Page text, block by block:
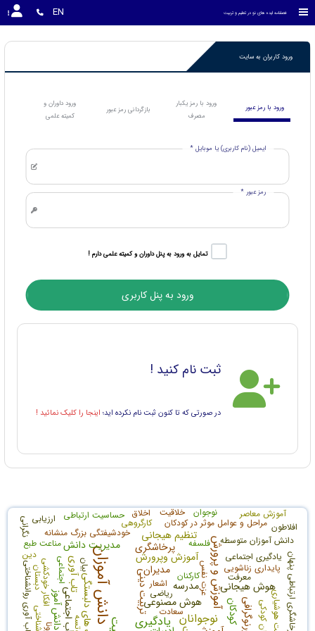
فصلنامه ایده های نو در تعلیم و تربیت EN
ورود کاربران به سایت
ورود با رمز عبور
ورود با رمز یکبار
مصرف
بازگردانی رمز عبور
ورود داوران و
کمیته علمی
ایمیل (نام کاربری) یا موبایل *
رمز عبور *
تمایل به ورود به پنل داوران و کمیته علمی دارم !
ورود به پنل کاربری
ثبت نام کنید !
در صورتی که تا کنون ثبت نام نکرده اید؛ اینجا را کلیک نمائید !
دانش آموزان یادگیری نوجوانان
آموزش و پرورش سبک های دلبستگی مدرسه تربیت دینی
مدیریت دانش
آموزش وپرورش
هوش مصنوعی
تاب آوری هوش هیجانی
مدیران
پرخاشگری
کودکان
تنظیم هیجانی
پورنوگرافی دانش آموز پرخاشگری ارتباطی پنهان
خودشیفتگی بزرگ منشانه
تاب آوری روانشناختی پایداری زناشویی
دانش آموزان متوسطه
عزت نفس
مناعت طبع
کارگروهی
کارکنان افکار خودکشی
یادگیری اجتماعی
مراحل و عوامل موثر در کودکان
حساسیت ارتباطی آموزش معاصر
اجتماعی دبستان
ارزیابی
ریاضی
اشعار
دین
معرفت
خلاقیت
بیان
اخلاق
فلسفه
افلاطون
سعادت
نوجوان
نگرانی